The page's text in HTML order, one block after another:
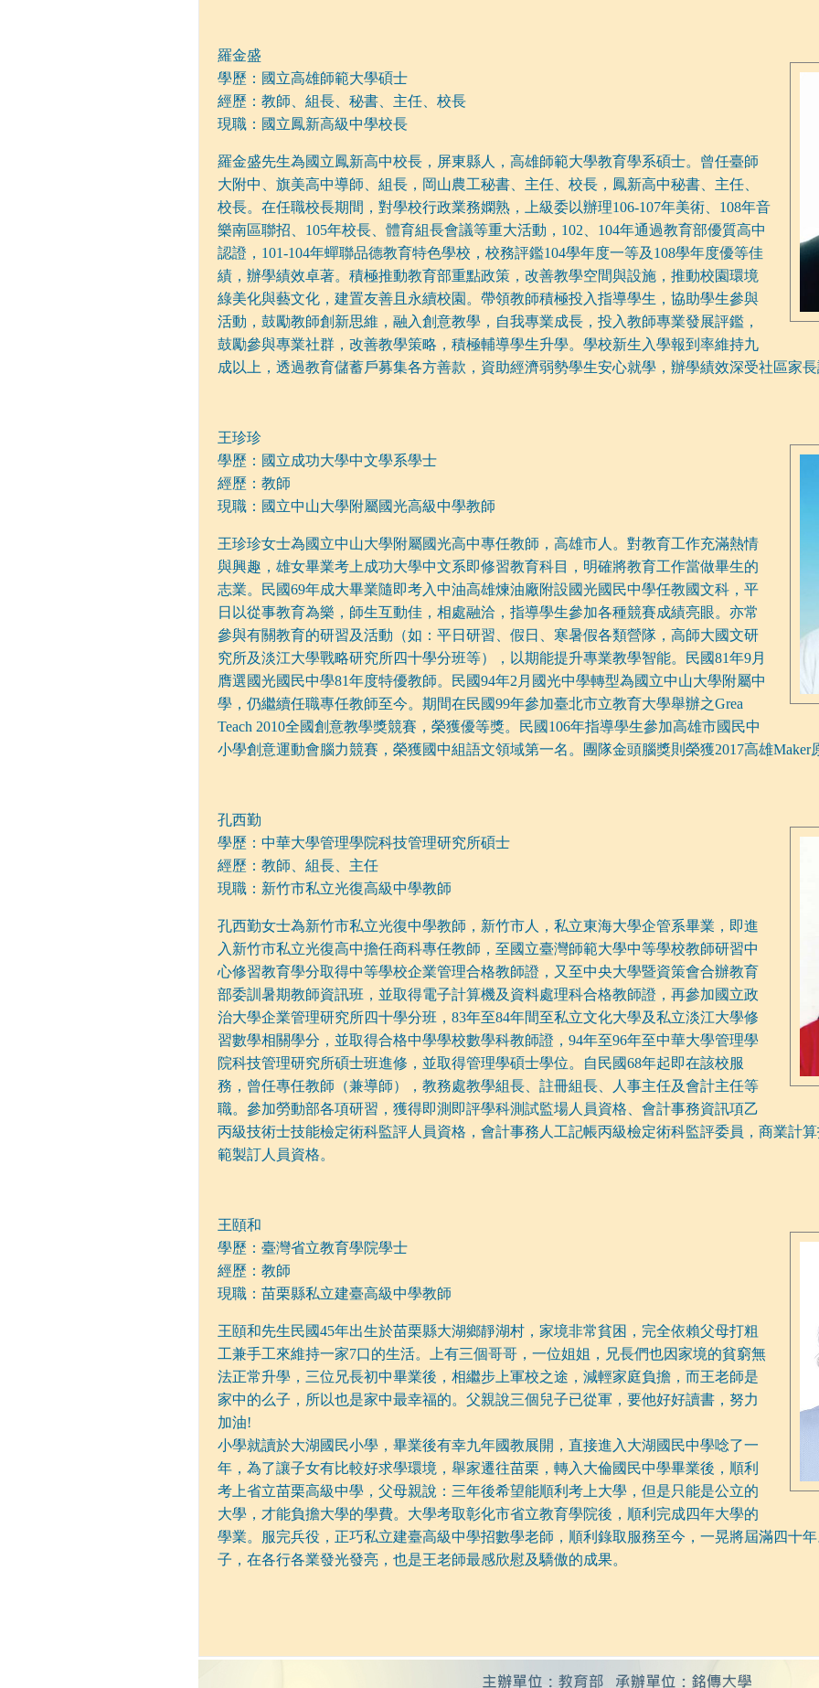
羅金盛
學歷：國立高雄師範大學碩士
經歷：教師、組長、秘書、主任、校長
現職：國立鳳新高級中學校長
羅金盛先生為國立鳳新高中校長，屏東縣人，高雄師範大學教育學系碩士。曾任臺師
大附中、旗美高中導師、組長，岡山農工秘書、主任、校長，鳳新高中秘書、主任、
校長。在任職校長期間，對學校行政業務嫻熟，上級委以辦理106-107年美術、108年音
樂南區聯招、105年校長、體育組長會議等重大活動，102、104年通過教育部優質高中
認證，101-104年蟬聯品德教育特色學校，校務評鑑104學年度一等及108學年度優等佳
績，辦學績效卓著。積極推動教育部重點政策，改善教學空間與設施，推動校園環境
綠美化與藝文化，建置友善且永續校園。帶領教師積極投入指導學生，協助學生參與
活動，鼓勵教師創新思維，融入創意教學，自我專業成長，投入教師專業發展評鑑，
鼓勵參與專業社群，改善教學策略，積極輔導學生升學。學校新生入學報到率維持九
成以上，透過教育儲蓄戶募集各方善款，資助經濟弱勢學生安心就學，辦學績效深受社區家
王珍珍
學歷：國立成功大學中文學系學士
經歷：教師
現職：國立中山大學附屬國光高級中學教師
王珍珍女士為國立中山大學附屬國光高中專任教師，高雄市人。對教育工作充滿熱情
與興趣，雄女畢業考上成功大學中文系即修習教育科目，明確將教育工作當做畢生的
志業。民國69年成大畢業隨即考入中油高雄煉油廠附設國光國民中學任教國文科，平
日以從事教育為樂，師生互動佳，相處融洽，指導學生參加各種競賽成績亮眼。亦常
參與有關教育的研習及活動（如：平日研習、假日、寒暑假各類營隊，高師大國文研
究所及淡江大學戰略研究所四十學分班等），以期能提升專業教學智能。民國81年9月
膺選國光國民中學81年度特優教師。民國94年2月國光中學轉型為國立中山大學附屬中
學，仍繼續任職專任教師至今。期間在民國99年參加臺北市立教育大學舉辦之Grea
Teach 2010全國創意教學獎競賽，榮獲優等獎。民國106年指導學生參加高雄市國民中
小學創意運動會腦力競賽，榮獲國中組語文領域第一名。團隊金頭腦獎則榮獲2017高雄Maker
孔西勤
學歷：中華大學管理學院科技管理研究所碩士
經歷：教師、組長、主任
現職：新竹市私立光復高級中學教師
孔西勤女士為新竹市私立光復中學教師，新竹市人，私立東海大學企管系畢業，即進
入新竹市私立光復高中擔任商科專任教師，至國立臺灣師範大學中等學校教師研習中
心修習教育學分取得中等學校企業管理合格教師證，又至中央大學暨資策會合辦教育
部委訓暑期教師資訊班，並取得電子計算機及資料處理科合格教師證，再參加國立政
治大學企業管理研究所四十學分班，83年至84年間至私立文化大學及私立淡江大學修
習數學相關學分，並取得合格中學學校數學科教師證，94年至96年至中華大學管理學
院科技管理研究所碩士班進修，並取得管理學碩士學位。自民國68年起即在該校服
務，曾任專任教師（兼導師），教務處教學組長、註冊組長、人事主任及會計主任等
職。參加勞動部各項研習，獲得即測即評學科測試監場人員資格、會計事務資訊項乙
丙級技術士技能檢定術科監評人員資格，會計事務人工記帳丙級檢定術科監評委員，商業計
範製訂人員資格。
王頤和
學歷：臺灣省立教育學院學士
經歷：教師
現職：苗栗縣私立建臺高級中學教師
王頤和先生民國45年出生於苗栗縣大湖鄉靜湖村，家境非常貧困，完全依賴父母打粗
工兼手工來維持一家7口的生活。上有三個哥哥，一位姐姐，兄長們也因家境的貧窮無
法正常升學，三位兄長初中畢業後，相繼步上軍校之途，減輕家庭負擔，而王老師是
家中的么子，所以也是家中最幸福的。父親說三個兒子已從軍，要他好好讀書，努力
加油!
小學就讀於大湖國民小學，畢業後有幸九年國教展開，直接進入大湖國民中學唸了一
年，為了讓子女有比較好求學環境，舉家遷往苗栗，轉入大倫國民中學畢業後，順利
考上省立苗栗高級中學，父母親說：三年後希望能順利考上大學，但是只能是公立的
大學，才能負擔大學的學費。大學考取彰化市省立教育學院後，順利完成四年大學的
學業。服完兵役，正巧私立建臺高級中學招數學老師，順利錄取服務至今，一晃將屆滿四十
子，在各行各業發光發亮，也是王老師最感欣慰及驕傲的成果。